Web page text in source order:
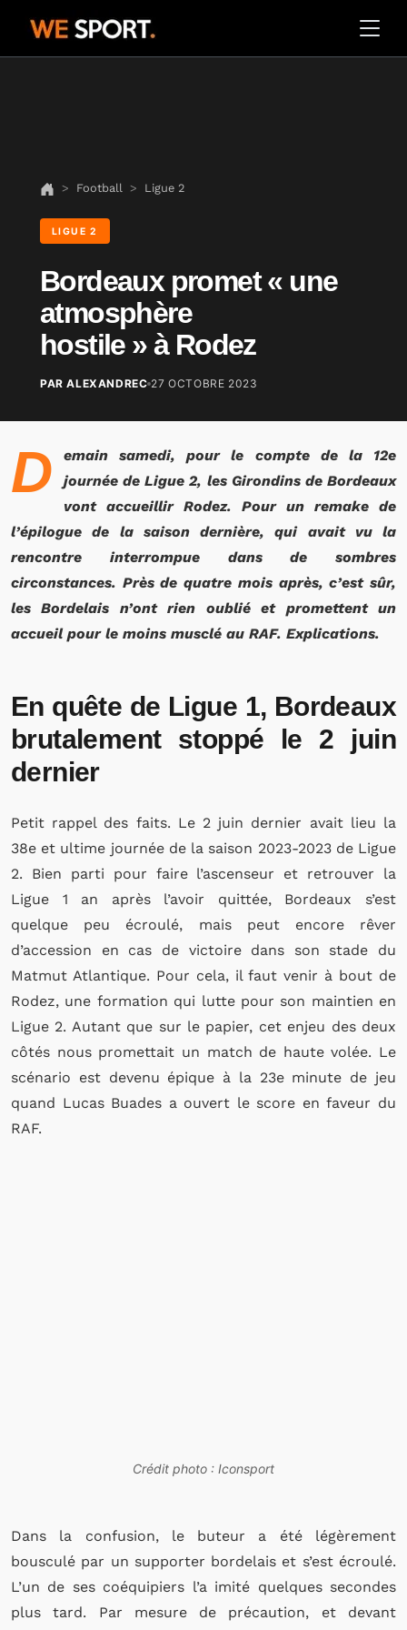
Football Ligue 2
LIGUE 2
Bordeaux promet « une
atmosphère
hostile » à Rodez
PAR ALEXANDREC 27 OCTOBRE 2023
D
emain samedi, pour le compte de la 12e
journée de Ligue 2, les Girondins de Bordeaux
vont accueillir Rodez. Pour un remake de
l’épilogue de la saison dernière, qui avait vu la
rencontre interrompue dans de sombres
circonstances. Près de quatre mois après, c’est sûr,
les Bordelais n’ont rien oublié et promettent un
accueil pour le moins musclé au RAF. Explications.
En quête de Ligue 1, Bordeaux
brutalement stoppé le 2 juin
dernier
Petit rappel des faits. Le 2 juin dernier avait lieu la
38e et ultime journée de la saison 2023-2023 de Ligue
2. Bien parti pour faire l’ascenseur et retrouver la
Ligue 1 an après l’avoir quittée, Bordeaux s’est
quelque peu écroulé, mais peut encore rêver
d’accession en cas de victoire dans son stade du
Matmut Atlantique. Pour cela, il faut venir à bout de
Rodez, une formation qui lutte pour son maintien en
Ligue 2. Autant que sur le papier, cet enjeu des deux
côtés nous promettait un match de haute volée. Le
scénario est devenu épique à la 23e minute de jeu
quand Lucas Buades a ouvert le score en faveur du
RAF.
Crédit photo : Iconsport
Dans la confusion, le buteur a été légèrement
bousculé par un supporter bordelais et s’est écroulé.
L’un de ses coéquipiers l’a imité quelques secondes
plus tard. Par mesure de précaution, et devant